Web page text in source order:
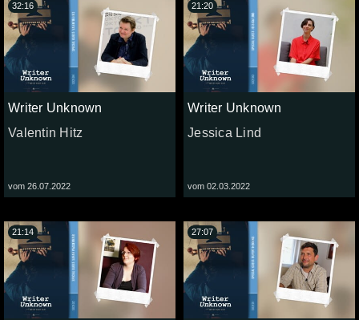
Writer Unknown
Valentin Hitz
vom 26.07.2022
32:16
Writer Unknown
Jessica Lind
vom 02.03.2022
21:20
21:14 27:07